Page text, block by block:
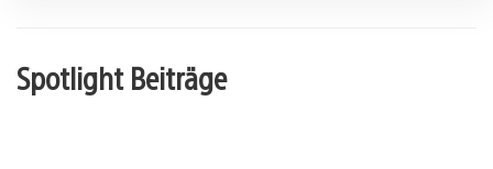
Spotlight Beiträge